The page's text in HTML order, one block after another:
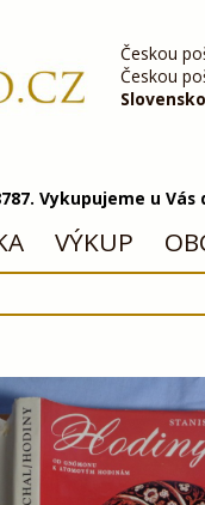
Českou
Českou
Slovensko
Vykupujeme u
VÝKUP